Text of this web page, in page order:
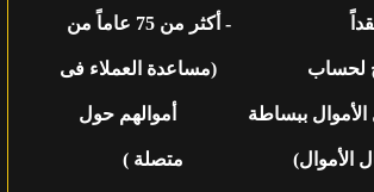
الأموال تصل فى دقائق معدودة - الإرسال نقداً والتسليم نقداً - أكثر من 75 عاماً من
لحساب (مساعدة العملاء فى
الأموال ببساطة أموالهم حول
الأموال) متصلة )